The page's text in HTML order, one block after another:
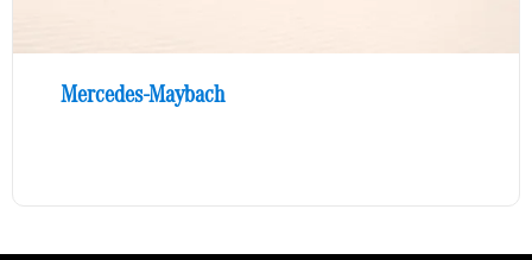
Mercedes-Maybach